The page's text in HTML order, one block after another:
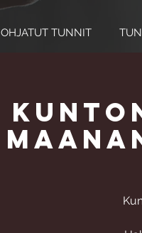
OHJATUT TUNNIT